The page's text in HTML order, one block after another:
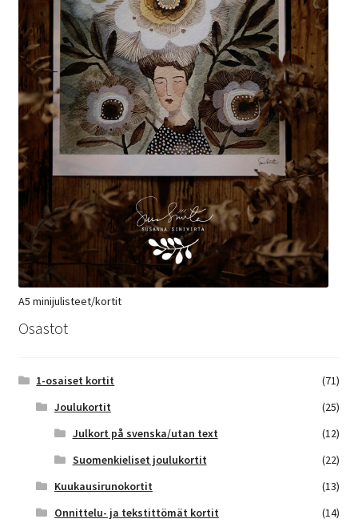
A5 minijulisteet/kortit
Osastot
1-osaiset kortit
(71)
Joulukortit
(25)
Julkort på svenska/utan text
(12)
Suomenkieliset joulukortit
(22)
Kuukausirunokortit
(13)
Onnittelu- ja tekstittömät kortit
(14)